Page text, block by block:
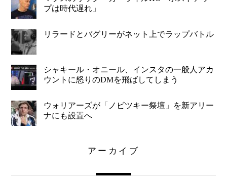
プは時代遅れ」
リラードとバグリーがネット上でラップバトル
シャキール・オニール、インスタの一般人アカ
ウントに怒りのDMを飛ばしてしまう
ウォリアーズが「ノビツキー祭壇」を新アリー
ナにも設置へ
アーカイブ